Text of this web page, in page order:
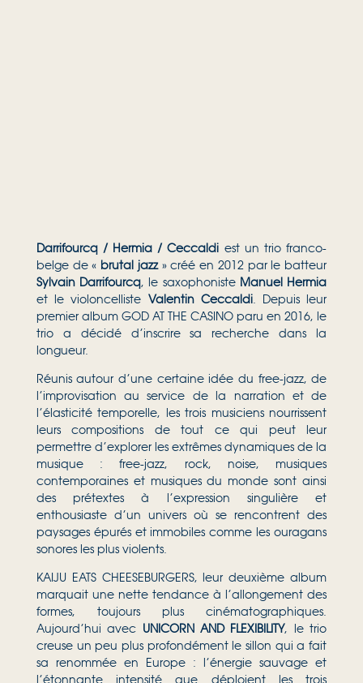
Darrifourcq / Hermia / Ceccaldi est un trio franco-
belge de « brutal jazz» créé en 2012 par le batteur
Sylvain Darrifourcq, le saxophoniste Manuel Hermia
et le violoncelliste Valentin Ceccaldi. Depuis leur
premier album GOD AT THE CASINO paru en 2016, le
trio a décidé d’inscrire sa recherche dans la
longueur.
Réunis autour d’une certaine idée du free-jazz, de
l’improvisation au service de la narration et de
l’élasticité temporelle, les trois musiciens nourrissent
leurs compositions de tout ce qui peut leur
permettre d’explorer les extrêmes dynamiques de la
musique : free-jazz, rock, noise, musiques
contemporaines et musiques du monde sont ainsi
des prétextes à l’expression singulière et
enthousiaste d’un univers où se rencontrent des
paysages épurés et immobiles comme les ouragans
sonores les plus violents.
KAIJU EATS CHEESEBURGERS, leur deuxième album
marquait une nette tendance à l’allongement des
formes, toujours plus cinématographiques.
Aujourd’hui avec UNICORN AND FLEXIBILITY, le trio
creuse un peu plus profondément le sillon qui a fait
sa renommée en Europe : l’énergie sauvage et
l’étonnante intensité que déploient les trois